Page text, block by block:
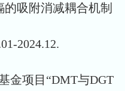
吸附消减耦合机制
2024.12.
金项目“DMT与DGT